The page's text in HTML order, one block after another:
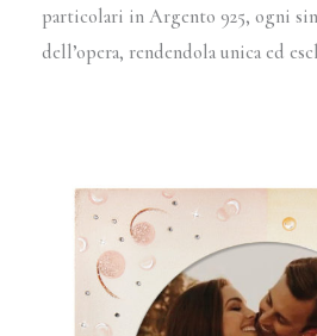
particolari in Argento 925, ogni
dell’opera, rendendola unica ed